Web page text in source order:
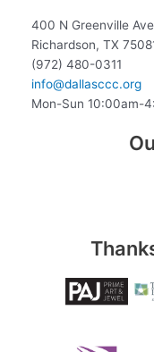
400 N Greenville
Richardson, TX
(972) 480-0311
info@dallasccc.org
Mon-Sun 10:00am-